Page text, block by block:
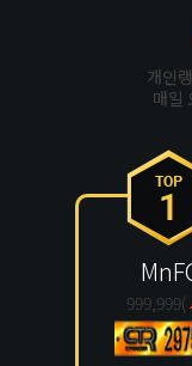
개인
매일
999,999(